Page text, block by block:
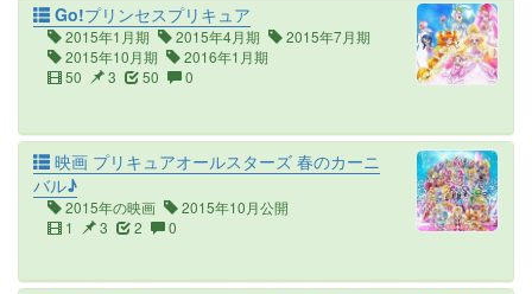
Go!プリンセスプリキュア
2015年1月期 2015年4月期
2015年7月期
2015年10月期
2016年1月期
50
3 50 0
映画 プリキュアオールスターズ 春のカーニ
バル♪
2015年の映画
2015年10月公開
1
3 2 0